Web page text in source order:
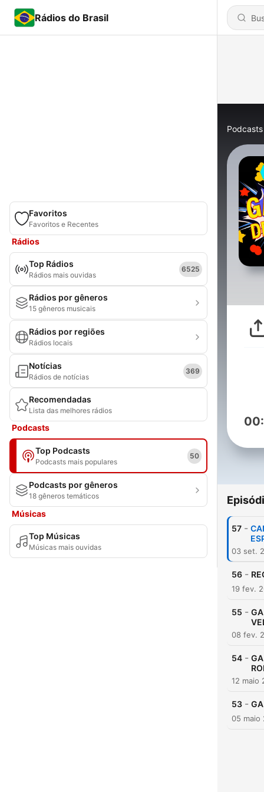
Rádios do Brasil
Favoritos
Favoritos e Recentes
Rádios
Top Rádios
Rádios mais ouvidas
6525
Rádios por gêneros
15 gêneros musicais
Rádios por regiões
Rádios locais
Notícias
Rádios de notícias
369
Recomendadas
Lista das melhores rádios
Podcasts
Top Podcasts
Podcasts mais populares
50
Podcasts por gêneros
18 gêneros temáticos
Músicas
Top Músicas
Músicas mais ouvidas
Podcasts
57 -
03 set.
56 -
19 fev.
55 -
08 fev.
54 -
12 maio
53 -
05 maio